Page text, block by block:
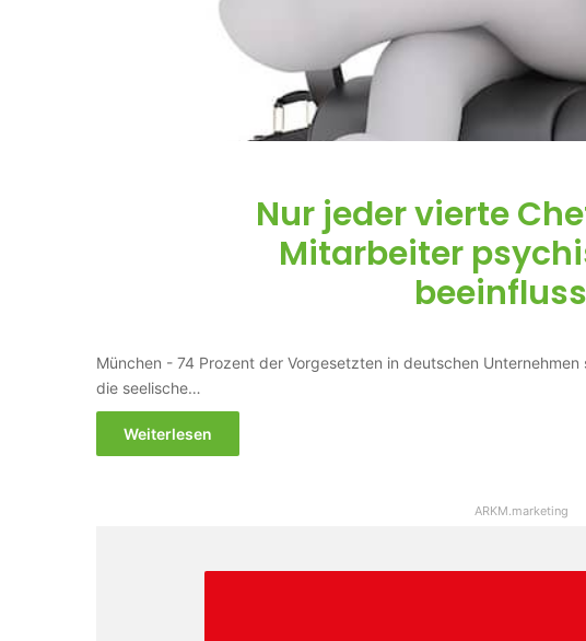
Nur jeder vierte
Mitarbeiter
München - 74 Prozent der Vorgesetzten in deutschen
die seelische…
Weiterlesen
ARKM.marketing